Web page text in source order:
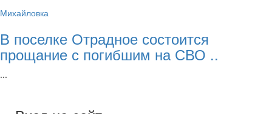
Михайловка
В поселке Отрадное состоится
прощание с погибшим на СВО ..
...